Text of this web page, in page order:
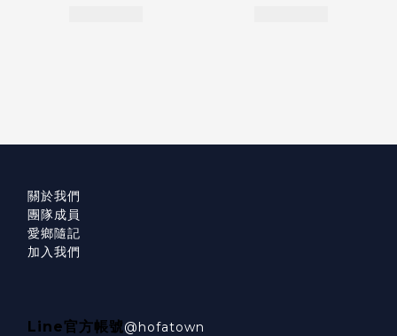
關於我們
團隊成員
愛鄉隨記
加入我們
Line官方帳號@hofatown